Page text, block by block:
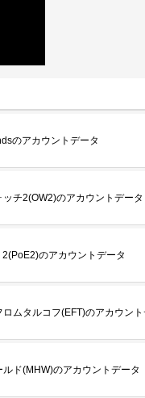
のアカウントデータ
ッチ2(OW2)のアカウントデータ
2(PoE2)のアカウントデータ
ムタルコフ(EFT)のアカウント
ルド(MHW)のアカウントデータ